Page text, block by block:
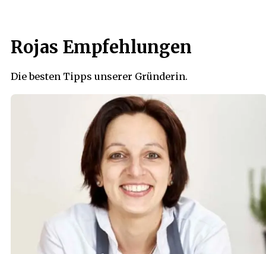
Rojas Empfehlungen
Die besten Tipps unserer Gründerin.